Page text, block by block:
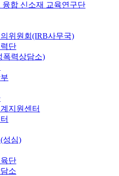
융합 신소재 교육연구단
위원회(IRB사무국)
단
폭력상담소)
지원센터
성심)
단
소